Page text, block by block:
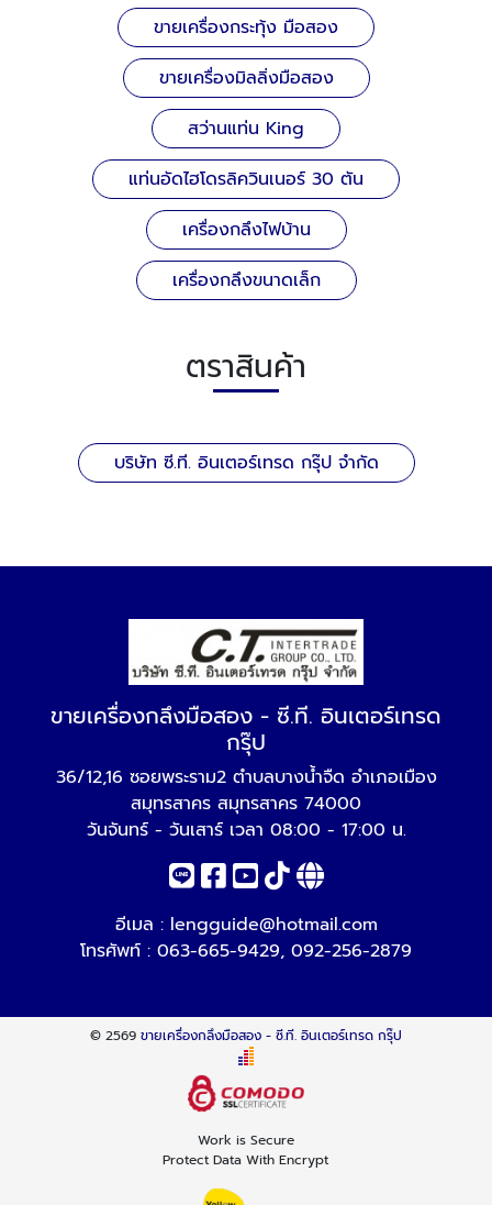
ขายเครื่องกระทุ้ง มือสอง
ขายเครื่องมิลลิ่งมือสอง
สว่านแท่น King
แท่นอัดไฮโดรลิควินเนอร์ 30 ตัน
เครื่องกลึงไฟบ้าน
เครื่องกลึงขนาดเล็ก
ตราสินค้า
บริษัท ซี.ที. อินเตอร์เทรด กรุ๊ป จำกัด
ขายเครื่องกลึงมือสอง - ซี.ที. อินเตอร์เทรด
กรุ๊ป
36/12,16 ซอยพระราม2 ตำบลบางน้ำจืด อำเภอเมือง
สมุทรสาคร สมุทรสาคร 74000
วันจันทร์ - วันเสาร์ เวลา 08:00 - 17:00 น.
อีเมล : lengguide@hotmail.com
โทรศัพท์ : 063-665-9429, 092-256-2879
© 2569 ขายเครื่องกลึงมือสอง - ซี.ที. อินเตอร์เทรด กรุ๊ป
Work is Secure
Protect Data With Encrypt